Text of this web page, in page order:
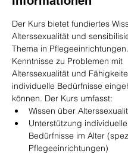
Der Kurs bietet fundiertes
Alterssexualität und
Thema in
Kenntnisse zu Problemen mit
Alterssexualität und
individuelle Bedürfnisse
können. Der Kurs umfasst:
Wissen über
Unterstützung
Bedürfnisse im Alter
Pflegeeinrichtungen)